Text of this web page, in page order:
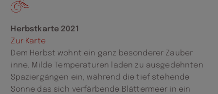
Herbstkarte 2021
Zur Karte
Dem Herbst wohnt ein ganz besonderer Zauber
inne. Milde Temperaturen laden zu ausgedehnten
Spaziergängen ein, während die tief stehende
Sonne das sich verfärbende Blättermeer in ein